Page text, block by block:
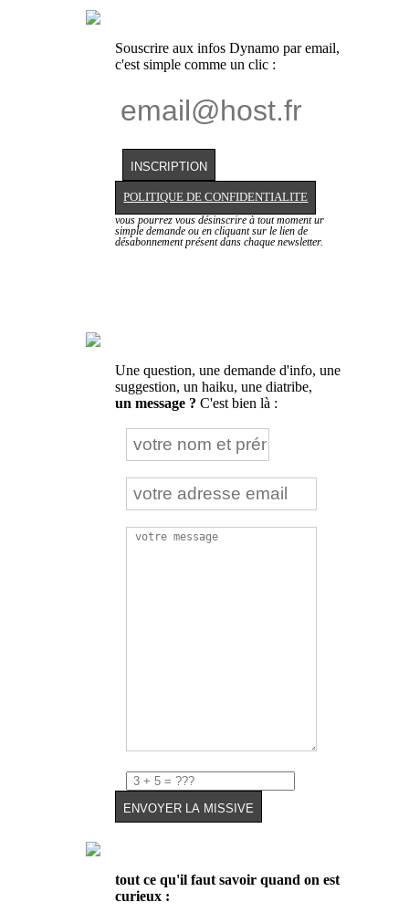
Souscrire aux infos Dynamo par email,
c'est simple comme un clic :
POLITIQUE DE CONFIDENTIALITE
vous pourrez vous désinscrire à tout moment ur
simple demande ou en cliquant sur le lien de
désabonnement présent dans chaque newsletter.
Une question, une demande d'info, une
suggestion, un haiku, une diatribe,
un message ? C'est bien là :
tout ce qu'il faut savoir quand on est
curieux :